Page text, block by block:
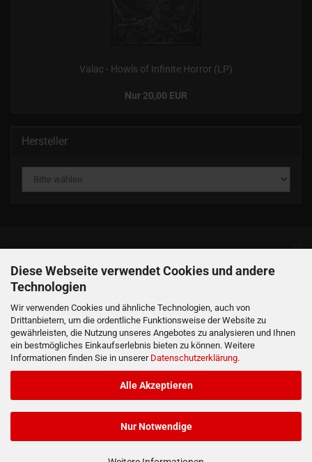
Diese Webseite verwendet Cookies und andere
Technologien
Wir verwenden Cookies und ähnliche Technologien, auch von
Drittanbietern, um die ordentliche Funktionsweise der Website zu
gewährleisten, die Nutzung unseres Angebotes zu analysieren und Ihnen
ein bestmögliches Einkaufserlebnis bieten zu können. Weitere
Informationen finden Sie in unserer Datenschutzerklärung.
Alle Akzeptieren
Nur Notwendige
Valac - Howls of Infinite Horror (LP)
Nur 20,00 EUR
Hersteller
Informationen
Produkte
Ihr Konto